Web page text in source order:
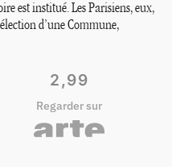
est institué. Les Parisiens, eux,
d’une Commune,
2,99
Regarder sur